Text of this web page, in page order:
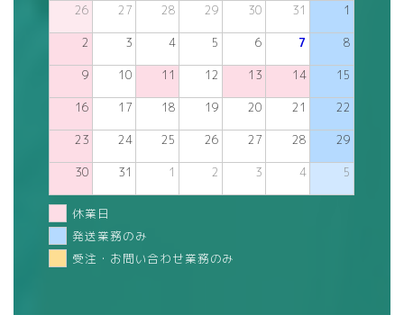
26 27 28 29 30 31 1
2 3 4 5 6 7 8
9 10 11 12 13 14 15
16 17 18 19 20 21 22
23 24 25 26 27 28 29
30 31 1 2 3 4 5
休業日
発送業務のみ
受注・お問い合わせ業務のみ